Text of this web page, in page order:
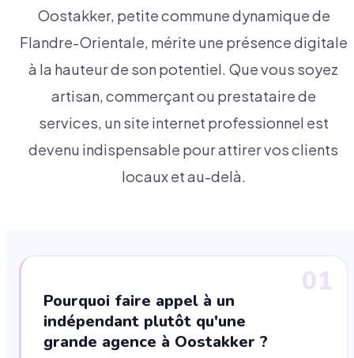
Oostakker, petite commune dynamique de
Flandre-Orientale, mérite une présence digitale
à la hauteur de son potentiel. Que vous soyez
artisan, commerçant ou prestataire de
services, un site internet professionnel est
devenu indispensable pour attirer vos clients
locaux et au-delà.
01
Pourquoi faire appel à un
indépendant plutôt qu'une
grande agence à Oostakker ?